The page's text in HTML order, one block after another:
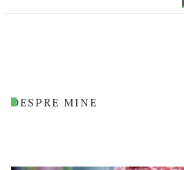
DESPRE MINE